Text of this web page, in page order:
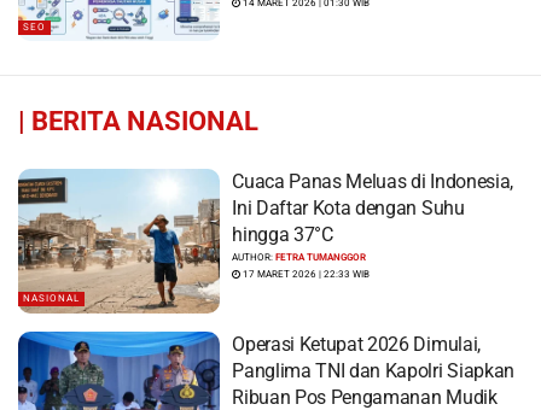
SEO
14 MARET 2026 | 01:30 WIB
| BERITA NASIONAL
NASIONAL
Cuaca Panas Meluas di Indonesia,
Ini Daftar Kota dengan Suhu
hingga 37°C
AUTHOR:FETRA TUMANGGOR
17 MARET 2026 | 22:33 WIB
Operasi Ketupat 2026 Dimulai,
Panglima TNI dan Kapolri Siapkan
Ribuan Pos Pengamanan Mudik